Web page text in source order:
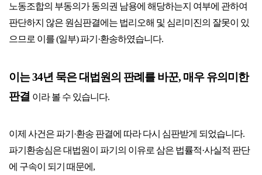
노동조합의 부동의가 동의권 남용에 해당하는지 여부에 관하여
판단하지 않은 원심판결에는 법리오해 및 심리미진의 잘못이 있
으므로 이를 (일부) 파기·환송하였습니다.
이는 34년 묵은 대법원의 판례를 바꾼, 매우 유의미한
판결 이라 볼 수 있습니다.
이제 사건은 파기·환송 판결에 따라 다시 심판받게 되었습니다.
파기환송심은 대법원이 파기의 이유로 삼은 법률적·사실적 판단
에 구속이 되기 때문에,